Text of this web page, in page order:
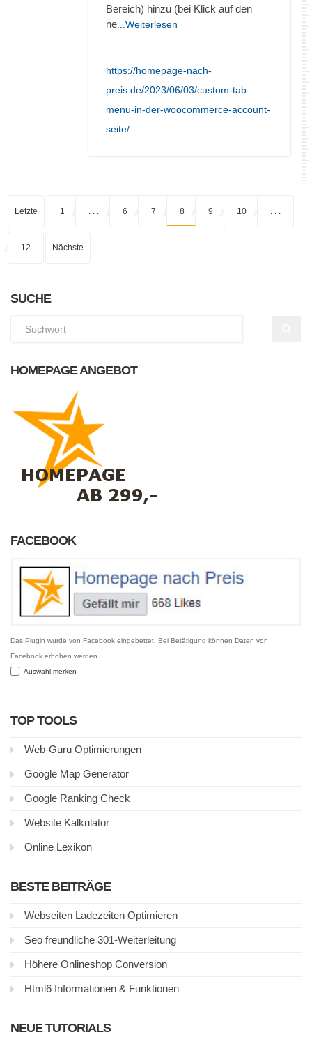
Bereich) hinzu (bei Klick auf den
ne ...Weiterlesen
https://homepage-nach-
preis.de/2023/06/03/custom-tab-
menu-in-der-woocommerce-account-
seite/
Letzte 1 6 7 8 9 10
12 Nächste
SUCHE
HOMEPAGE ANGEBOT
FACEBOOK
Das Plugin wurde von Facebook eingebettet. Bei Betätigung können Daten von
Facebook erhoben werden.
Auswahl merken
TOP TOOLS
Web-Guru Optimierungen
Google Map Generator
Google Ranking Check
Website Kalkulator
Online Lexikon
BESTE BEITRÄGE
Webseiten Ladezeiten Optimieren
Seo freundliche 301-Weiterleitung
Höhere Onlineshop Conversion
Html6 Informationen & Funktionen
NEUE TUTORIALS